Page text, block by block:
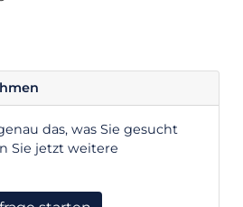
das, was Sie gesucht
Sie jetzt weitere